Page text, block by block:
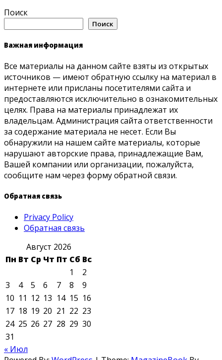
Поиск
Поиск
Важная информация
Все материалы на данном сайте взяты из открытых
источников — имеют обратную ссылку на материал в
интернете или присланы посетителями сайта и
предоставляются исключительно в ознакомительных
целях. Права на материалы принадлежат их
владельцам. Администрация сайта ответственности
за содержание материала не несет. Если Вы
обнаружили на нашем сайте материалы, которые
нарушают авторские права, принадлежащие Вам,
Вашей компании или организации, пожалуйста,
сообщите нам через форму обратной связи.
Обратная связь
Privacy Policy
Обратная связь
Август 2026
Пн Вт Ср Чт Пт Сб Вс
1
2
3
4 5 6 7 8
9
10 11 12 13 14 15 16
17 18 19 20 21 22 23
24 25 26 27 28 29 30
31
« Июл